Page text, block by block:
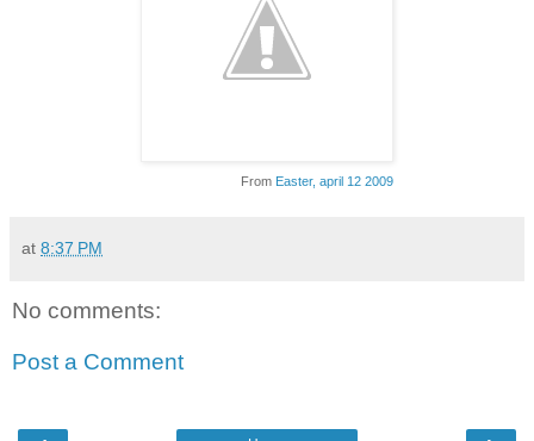
From Easter, april 12 2009
at 8:37 PM
No comments:
Post a Comment